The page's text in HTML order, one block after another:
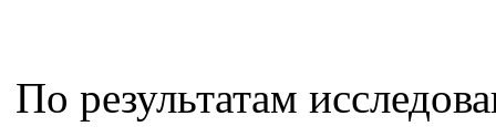
По результатам